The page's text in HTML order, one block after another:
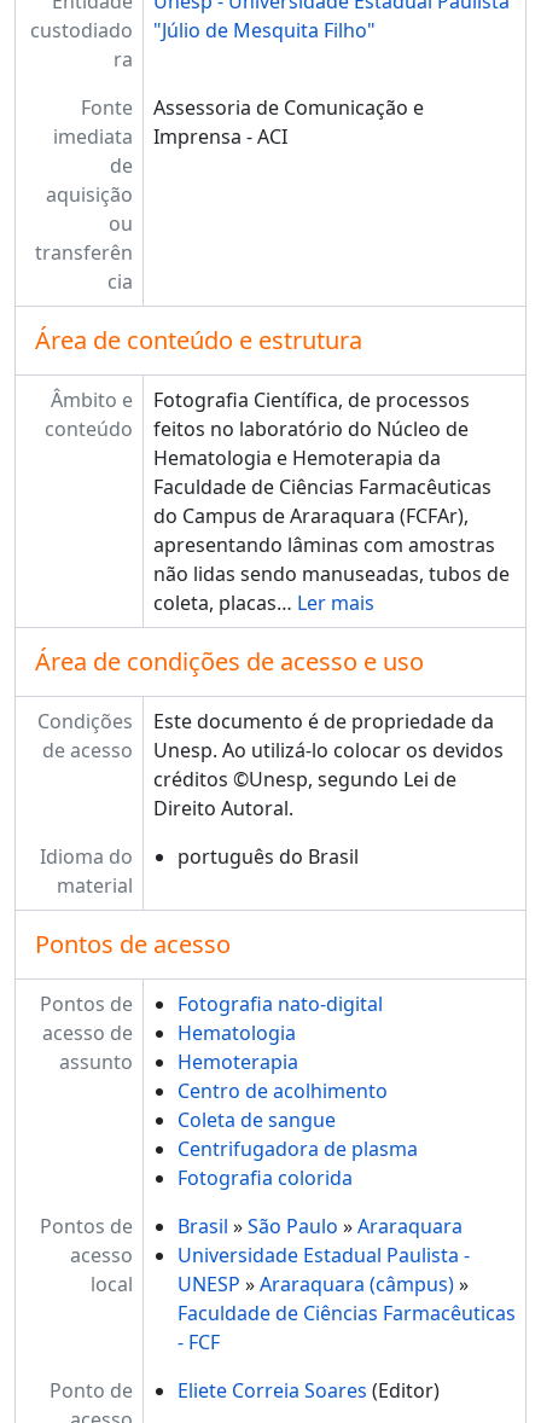
custodiado
ra
"Júlio de Mesquita Filho"
Fonte
imediata
de
aquisição
ou
transferên
cia
Assessoria de Comunicação e
Imprensa - ACI
Área de conteúdo e estrutura
Âmbito e
conteúdo
Fotografia Científica, de processos
feitos no laboratório do Núcleo de
Hematologia e Hemoterapia da
Faculdade de Ciências Farmacêuticas
do Campus de Araraquara (FCFAr),
apresentando lâminas com amostras
não lidas sendo manuseadas, tubos de
coleta, placas… Ler mais
Área de condições de acesso e uso
Condições
de acesso
Este documento é de propriedade da
Unesp. Ao utilizá-lo colocar os devidos
créditos ©Unesp, segundo Lei de
Direito Autoral.
Idioma do
material
português do Brasil
Pontos de acesso
Pontos de
acesso de
assunto
Fotografia nato-digital
Hematologia
Hemoterapia
Centro de acolhimento
Coleta de sangue
Centrifugadora de plasma
Fotografia colorida
Pontos de
acesso
local
Brasil »São Paulo »Araraquara
Universidade Estadual Paulista -
UNESP »Araraquara (câmpus)»
Faculdade de Ciências Farmacêuticas
- FCF
Ponto de
Eliete Correia Soares (Editor)